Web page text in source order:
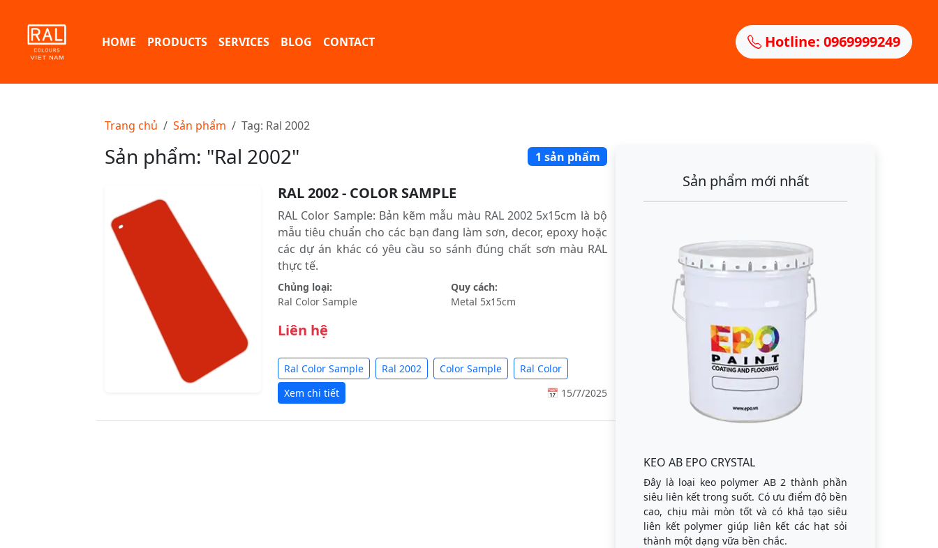
HOME PRODUCTS SERVICES BLOG CONTACT Hotline: 0969999249
Trang chủ Sản phẩm Tag: Ral 2002
Sản phẩm: "Ral 2002" 1 sản phẩm
RAL 2002 - COLOR SAMPLE
RAL Color Sample: Bản kẽm mẫu màu RAL 2002 5x15cm là bộ
mẫu tiêu chuẩn cho các bạn đang làm sơn, decor, epoxy hoặc
các dự án khác có yêu cầu so sánh đúng chất sơn màu RAL
thực tế.
Chủng loại:
Ral Color Sample
Quy cách:
Metal 5x15cm
Liên hệ
Ral Color Sample Ral 2002 Color Sample
Ral Color
Xem chi tiết
📅 15/7/2025
Sản phẩm mới nhất
KEO AB EPO CRYSTAL
Đây là loại keo polymer AB 2 thành phần
siêu liên kết trong suốt. Có ưu điểm độ bền
cao, chịu mài mòn tốt và có khả tạo siêu
liên kết polymer giúp liên kết các hạt sỏi
thành một dạng vữa bền chắc.